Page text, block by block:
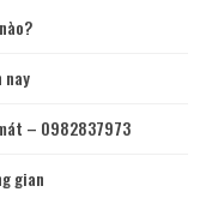
nay
– 0982837973
gian